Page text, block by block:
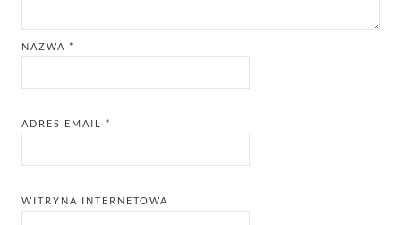
NAZWA *
ADRES EMAIL *
WITRYNA INTERNETOWA